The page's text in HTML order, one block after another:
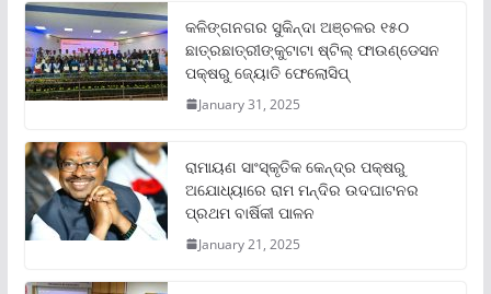
କଳିଙ୍ଗନଗର ସୁକିନ୍ଦା ଅଞ୍ଚଳର ୧୫୦
ଛାତ୍ରଛାତ୍ରୀଙ୍କୁଟାଟା ଷ୍ଟିଲ୍ ଫାଉଣ୍ଡେସନ
ପକ୍ଷରୁ ଜ୍ୟୋତି ଫେଲୋସିପ୍‌
January 31, 2025
ରାମାୟଣ ସାଂସ୍କୃତିକ କେନ୍ଦ୍ର ପକ୍ଷରୁ
ଅଯୋଧ୍ୟାରେ ରାମ ମନ୍ଦିର ଉଦଘାଟନର
ପ୍ରଥମ ବାର୍ଷିକୀ ପାଳନ
January 21, 2025